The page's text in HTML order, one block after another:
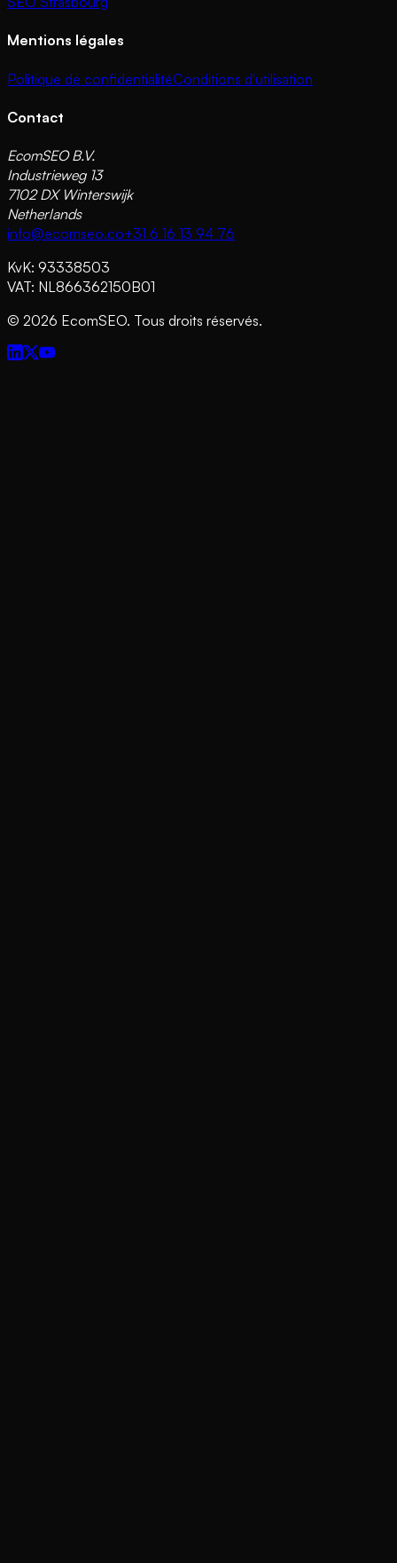
Mentions légales
Politique de confidentialitéConditions d'utilisation
Contact
EcomSEO B.V.
Industrieweg 13
7102 DX Winterswijk
Netherlands
info@ecomseo.co+31 6 16 13 94 76
KvK: 93338503
VAT: NL866362150B01
© 2026 EcomSEO. Tous droits réservés.